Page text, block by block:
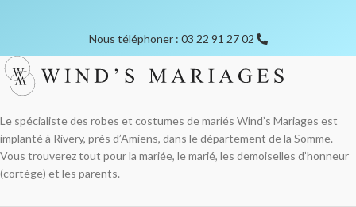
Nous téléphoner : 03 22 91 27 02
Le spécialiste des robes et costumes de mariés Wind’s Mariages est
implanté à Rivery, près d’Amiens, dans le département de la Somme.
Vous trouverez tout pour la mariée, le marié, les demoiselles d’honneur
(cortège) et les parents.